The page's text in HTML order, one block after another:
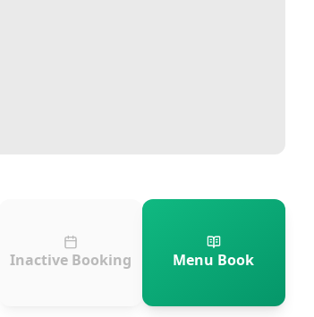
Inactive Booking Menu Book